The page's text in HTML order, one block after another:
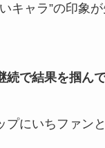
キャラ”の印象
続で結果を掴ん
プにいちファン